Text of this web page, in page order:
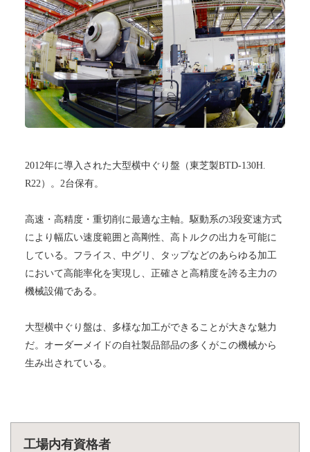
2012年に導入された大型横中ぐり盤（東芝製BTD-130H.
R22）。2台保有。
高速・高精度・重切削に最適な主軸。駆動系の3段変速方式
により幅広い速度範囲と高剛性、高トルクの出力を可能に
している。フライス、中グリ、タップなどのあらゆる加工
において高能率化を実現し、正確さと高精度を誇る主力の
機械設備である。
大型横中ぐり盤は、多様な加工ができることが大きな魅力
だ。オーダーメイドの自社製品部品の多くがこの機械から
生み出されている。
工場内有資格者